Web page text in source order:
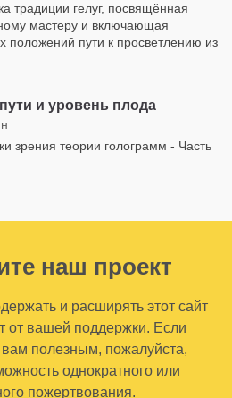
традиции гелуг, посвящённая
мастеру и включающая
положений пути к просветлению из
и уровень плода
зрения теории голограмм - Часть
наш проект
и расширять этот сайт
от вашей поддержки. Если
полезным, пожалуйста,
однократного или
пожертвования.